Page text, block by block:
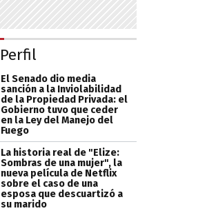
El Senado dio media
sanción a la Inviolabilidad
de la Propiedad Privada: el
Gobierno tuvo que ceder
en la Ley del Manejo del
Fuego
La historia real de "Elize:
Sombras de una mujer", la
nueva película de Netflix
sobre el caso de una
esposa que descuartizó a
su marido